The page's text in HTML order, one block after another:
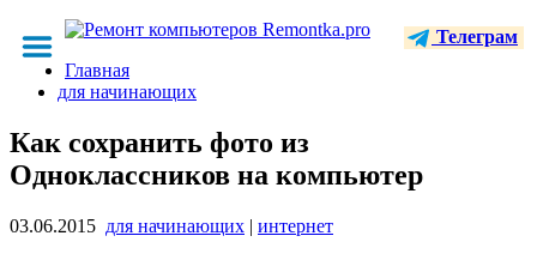
Телеграм
Главная
для начинающих
Как сохранить фото из
Одноклассников на компьютер
03.06.2015 для начинающих | интернет